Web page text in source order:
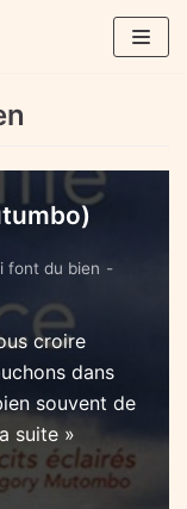
font du bien
croire
dans
souvent de
suite »